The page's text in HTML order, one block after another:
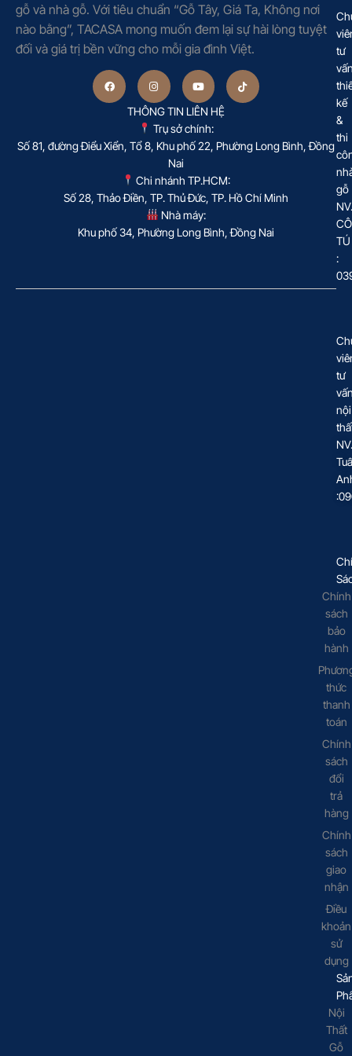
gỗ và nhà gỗ. Với tiêu chuẩn “Gỗ Tây, Giá Ta, Không nơi
nào bằng”, TACASA mong muốn đem lại sự hài lòng tuyệt
đối và giá trị bền vững cho mỗi gia đình Việt.
THÔNG TIN LIÊN HỆ
Trụ sở chính:
Số 81, đường Điểu Xiển, Tổ 8, Khu phố 22, Phường Long Bình, Đồng
Nai
Chi nhánh TP.HCM:
Số 28, Thảo Điền, TP. Thủ Đức, TP. Hồ Chí Minh
Nhà máy:
Khu phố 34, Phường Long Bình, Đồng Nai
tư
kế
&
thi
gỗ
NV.
TÚ
:
tư
nội
NV.
Chính
sách
bảo
hành
thức
thanh
toán
Chính
sách
đổi
trả
hàng
Chính
sách
giao
nhận
Điều
khoản
sử
dụng
Nội
Thất
Gỗ